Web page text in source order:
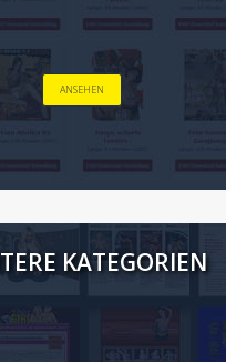
ANSEHEN
KATEGORIEN